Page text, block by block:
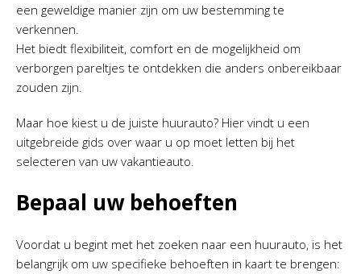
een geweldige manier zijn om uw bestemming te
verkennen.
Het biedt flexibiliteit, comfort en de mogelijkheid om
verborgen pareltjes te ontdekken die anders onbereikbaar
zouden zijn.
Maar hoe kiest u de juiste huurauto? Hier vindt u een
uitgebreide gids over waar u op moet letten bij het
selecteren van uw vakantieauto.
Bepaal uw behoeften
Voordat u begint met het zoeken naar een huurauto, is het
belangrijk om uw specifieke behoeften in kaart te brengen: